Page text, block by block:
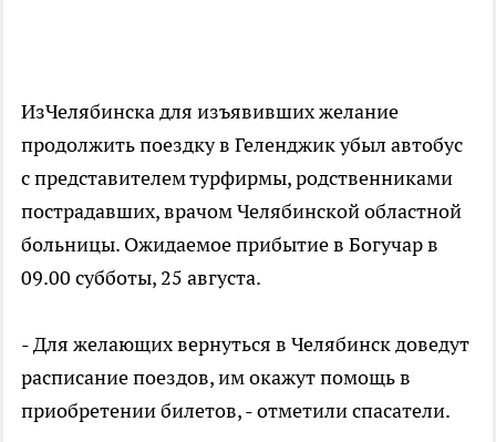
ИзЧелябинска для изъявивших желание
продолжить поездку в Геленджик убыл автобус
с представителем турфирмы, родственниками
пострадавших, врачом Челябинской областной
больницы. Ожидаемое прибытие в Богучар в
09.00 субботы, 25 августа.
- Для желающих вернуться в Челябинск доведут
расписание поездов, им окажут помощь в
приобретении билетов, - отметили спасатели.